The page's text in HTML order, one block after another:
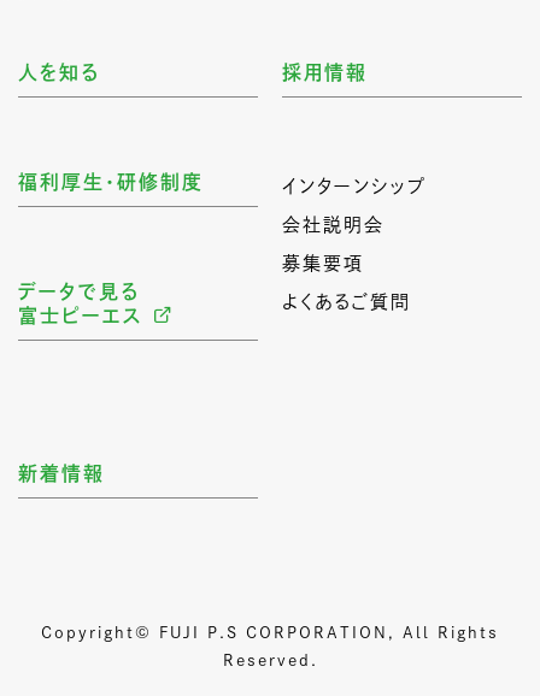
人を知る
福利厚生・研修制度
データで見る
富士ピーエス
採用情報
インターンシップ
会社説明会
募集要項
よくあるご質問
新着情報
Copyright© FUJI P.S CORPORATION, All Rights
Reserved.